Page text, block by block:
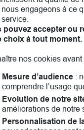
Assurance
nous engageons à ce
pouvez accepter ou
choix à tout moment.
nos cookies avant
Mesure d’audience :
comprendre l’usage
Evolution de notre
améliorations de notre
Personnalisation de